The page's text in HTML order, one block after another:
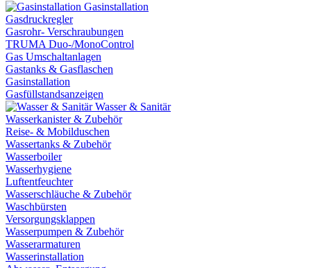
Gasinstallation
Gasdruckregler
Gasrohr- Verschraubungen
TRUMA Duo-/MonoControl
Gas Umschaltanlagen
Gastanks & Gasflaschen
Gasinstallation
Gasfüllstandsanzeigen
Wasser & Sanitär
Wasserkanister & Zubehör
Reise- & Mobilduschen
Wassertanks & Zubehör
Wasserboiler
Wasserhygiene
Luftentfeuchter
Wasserschläuche & Zubehör
Waschbürsten
Versorgungsklappen
Wasserpumpen & Zubehör
Wasserarmaturen
Wasserinstallation